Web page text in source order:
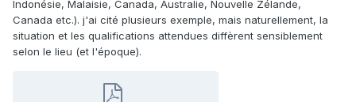
Indonésie, Malaisie, Canada, Australie, Nouvelle Zélande,
Canada etc.). j'ai cité plusieurs exemple, mais naturellement, la
situation et les qualifications attendues diffèrent sensiblement
selon le lieu (et l'époque).